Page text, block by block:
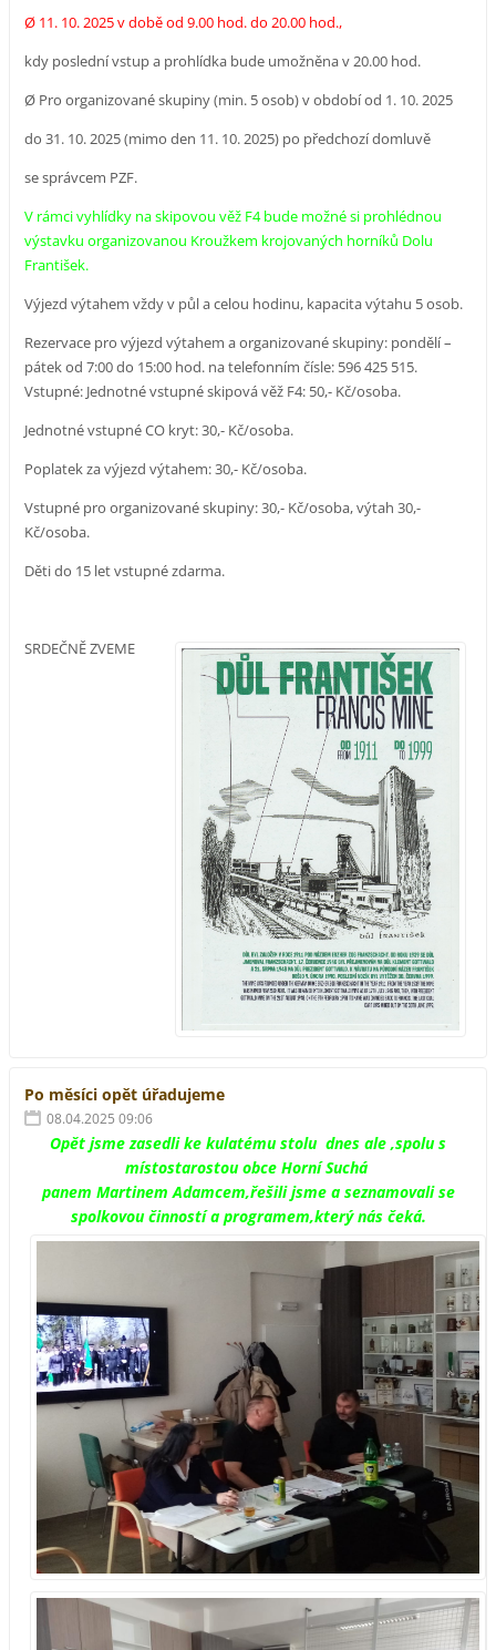
Ø 11. 10. 2025 v době od 9.00 hod. do 20.00 hod.,
kdy poslední vstup a prohlídka bude umožněna v 20.00 hod.
Ø Pro organizované skupiny (min. 5 osob) v období od 1. 10. 2025
do 31. 10. 2025 (mimo den 11. 10. 2025) po předchozí domluvě
se správcem PZF.
V rámci vyhlídky na skipovou věž F4 bude možné si prohlédnou
výstavku organizovanou Kroužkem krojovaných horníků Dolu
František.
Výjezd výtahem vždy v půl a celou hodinu, kapacita výtahu 5 osob.
Rezervace pro výjezd výtahem a organizované skupiny: pondělí –
pátek od 7:00 do 15:00 hod. na telefonním čísle: 596 425 515.
Vstupné: Jednotné vstupné skipová věž F4: 50,- Kč/osoba.
Jednotné vstupné CO kryt: 30,- Kč/osoba.
Poplatek za výjezd výtahem: 30,- Kč/osoba.
Vstupné pro organizované skupiny: 30,- Kč/osoba, výtah 30,-
Kč/osoba.
Děti do 15 let vstupné zdarma.
SRDEČNĚ ZVEME
Po měsíci opět úřadujeme
08.04.2025 09:06
Opět jsme zasedli ke kulatému stolu dnes ale ,spolu s
místostarostou obce Horní Suchá
panem Martinem Adamcem,řešili jsme a seznamovali se
spolkovou činností a programem,který nás čeká.